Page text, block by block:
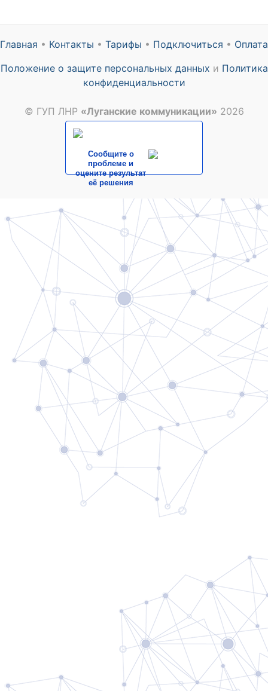
Главная • Контакты • Тарифы • Подключиться • Оплата
Положение о защите персональных данных и Политика
конфиденциальности
© ГУП ЛНР «Луганские коммуникации» 2026
Сообщите о
проблеме и
оцените результат
её решения